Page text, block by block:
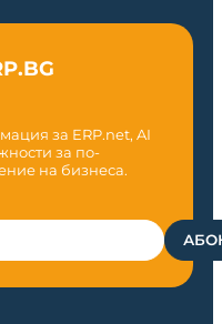
за ERP.net, AI
за по-
на бизнеса.